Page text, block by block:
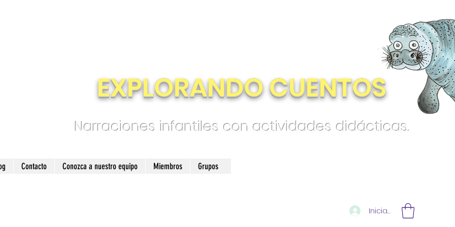
EXPLORANDO CUENTOS
Narraciones infantiles con actividades didácticas.
Iniciar sesión
Contacto Conozca a nuestro equipo Miembros Grupos